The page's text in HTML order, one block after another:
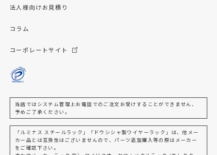
法人様向けお見積り
コラム
コーポレートサイト
当店ではシステム管理上お電話でのご注文お受けすることができません、
予めご了承ください。
「ルミナス スチールラック」「ドウシシャ製ワイヤーラック」は、他メー
カー品とは互換性はございませんので、パーツ追加購入等の際はメーカー
をご確認下さい。